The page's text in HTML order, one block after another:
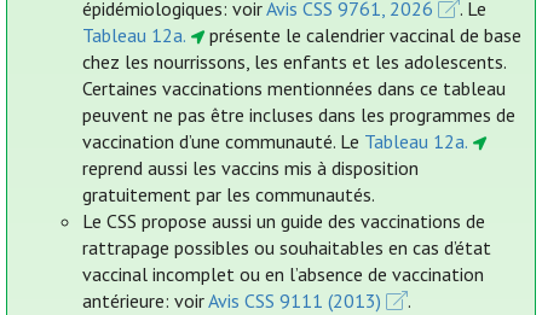
épidémiologiques: voirAvis CSS 9761, 2026
. Le
Tableau 12a.
présente le calendrier vaccinal de base
chez les nourrissons, les enfants et les adolescents.
Certaines vaccinations mentionnées dans ce tableau
peuvent ne pas être incluses dans les programmes de
vaccination d’une communauté. Le Tableau 12a.
reprend aussi les vaccins mis à disposition
gratuitement par les communautés.
Le CSS propose aussi un guide des vaccinations de
rattrapage possibles ou souhaitables en cas d’état
vaccinal incomplet ou en l’absence de vaccination
antérieure: voirAvis CSS 9111 (2013)
.